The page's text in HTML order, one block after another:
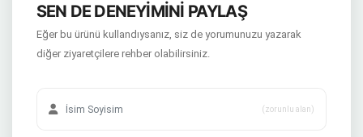
SEN DE DENEYİMİNİ PAYLAŞ
Eğer bu ürünü kullandıysanız, siz de yorumunuzu yazarak
diğer ziyaretçilere rehber olabilirsiniz.
(zorunlu alan)